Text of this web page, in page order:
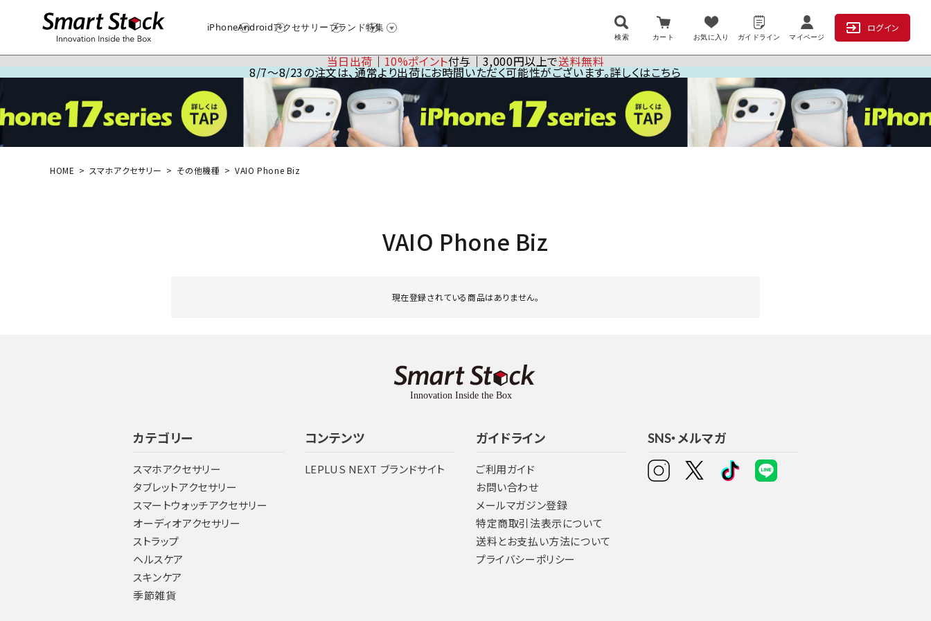
iPhoneAndroidアクセサリーブランド特集
検索 カート お気に入り ガイドライン マイページ
ログイン
当日出荷│10%ポイント付与│3,000円以上で送料無料
8/7～8/23の注文は、通常より出荷にお時間いただく可能性がございます。詳しくはこちら
HOME スマホアクセサリー その他機種 VAIO Phone Biz
VAIO Phone Biz
現在登録されている商品はありません。
カテゴリー
スマホアクセサリー
タブレットアクセサリー
スマートウォッチアクセサリー
オーディオアクセサリー
ストラップ
ヘルスケア
スキンケア
季節雑貨
コンテンツ
LEPLUS NEXT ブランドサイト
ガイドライン
ご利用ガイド
お問い合わせ
メールマガジン登録
特定商取引法表示について
送料とお支払い方法について
プライバシーポリシー
SNS・メルマガ